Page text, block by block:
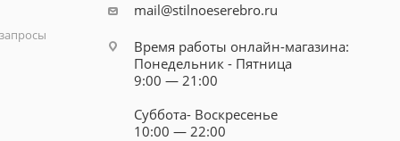
mail@stilnoeserebro.ru
Время работы онлайн-магазина:
Понедельник - Пятница
9:00 — 21:00
Суббота- Воскресенье
10:00 — 22:00